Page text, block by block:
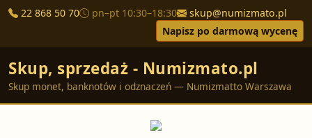
22 868 50 70 pn–pt 10:30–18:30
skup@numizmato.pl
Napisz po darmową wycenę
Skup, sprzedaż - Numizmato.pl
Skup monet, banknotów i odznaczeń — Numizmatto Warszawa